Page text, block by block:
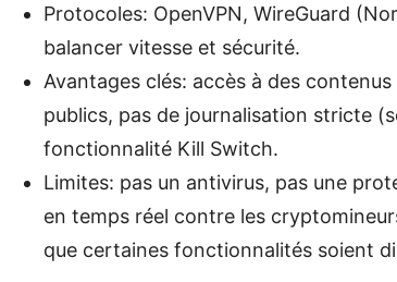
Protocoles: OpenVPN, WireGuard
balancer vitesse et sécurité.
Avantages clés: accès à des
publics, pas de journalisation stricte
fonctionnalité Kill Switch.
Limites: pas un antivirus, pas une
en temps réel contre les
que certaines fonctionnalités soient